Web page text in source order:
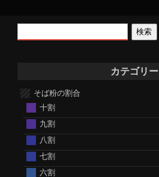
検索
カテゴリー
そば粉の割合
十割
九割
八割
七割
六割